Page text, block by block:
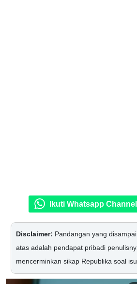
Ikuti Whatsapp
Disclaimer: Pandangan yang
atas adalah pendapat pribadi
mencerminkan sikap Republika soal